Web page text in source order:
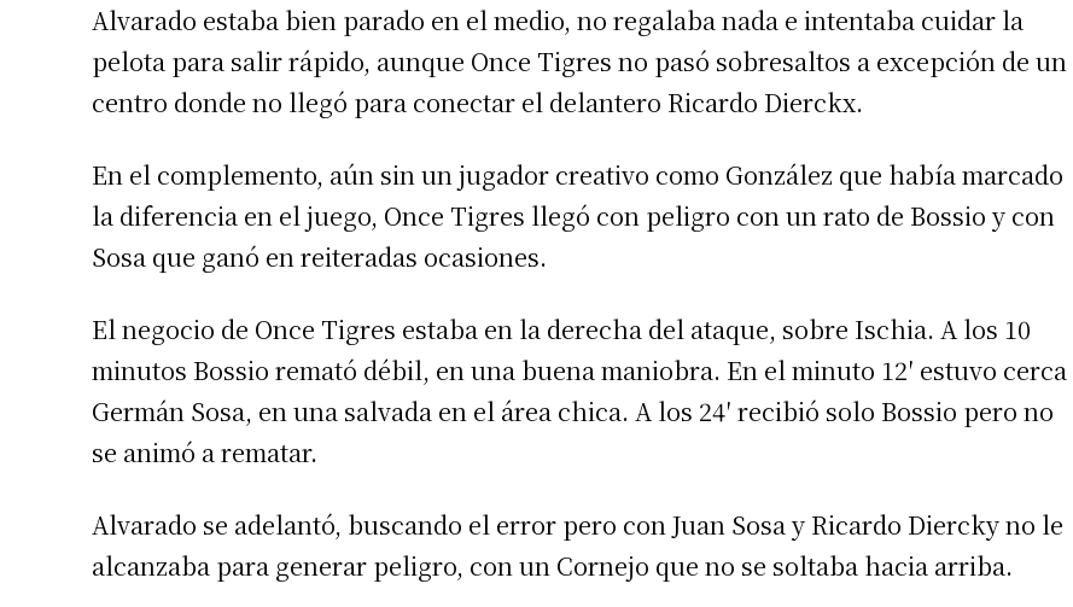
Suscribirme gratis
*Requerido
Alvarado estaba bien parado en el medio, no regalaba nada e intentaba cuidar la
pelota para salir rápido, aunque Once Tigres no pasó sobresaltos a excepción de un
centro donde no llegó para conectar el delantero Ricardo Dierckx.
En el complemento, aún sin un jugador creativo como González que había marcado
la diferencia en el juego, Once Tigres llegó con peligro con un rato de Bossio y con
Sosa que ganó en reiteradas ocasiones.
El negocio de Once Tigres estaba en la derecha del ataque, sobre Ischia. A los 10
minutos Bossio remató débil, en una buena maniobra. En el minuto 12′ estuvo cerca
Germán Sosa, en una salvada en el área chica. A los 24′ recibió solo Bossio pero no
se animó a rematar.
Alvarado se adelantó, buscando el error pero con Juan Sosa y Ricardo Diercky no le
alcanzaba para generar peligro, con un Cornejo que no se soltaba hacia arriba.